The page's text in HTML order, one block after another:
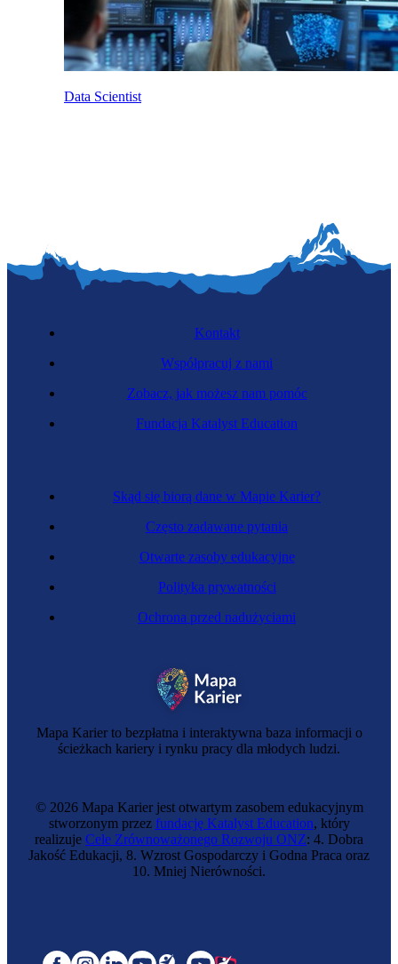
Data Scientist
Mapa Karier to bezpłatna i interaktywna baza informacji o
ścieżkach kariery i rynku pracy dla młodych ludzi.
Skąd się biorą dane w Mapie Karier?
Często zadawane pytania
Otwarte zasoby edukacyjne
Polityka prywatności
Ochrona przed nadużyciami
Kontakt
Współpracuj z nami
Zobacz, jak możesz nam pomóc
Fundacja Katalyst Education
© 2026 Mapa Karier jest otwartym zasobem edukacyjnym
stworzonym przez fundację Katalyst Education, który
realizuje Cele Zrównoważonego Rozwoju ONZ: 4. Dobra
Jakość Edukacji, 8. Wzrost Gospodarczy i Godna Praca oraz
10. Mniej Nierówności.